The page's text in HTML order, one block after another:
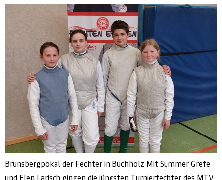
Brunsbergpokal der Fechter in Buchholz Mit Summer Grefe
und Elen Larisch gingen die jüngsten Turnierfechter des MTV